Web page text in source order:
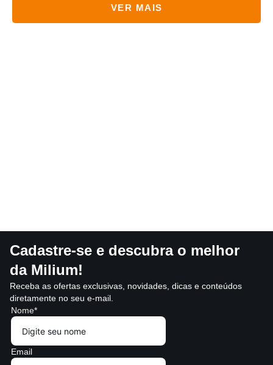
Cadastre-se e descubra o melhor
da Milium!
Receba as ofertas exclusivas, novidades, dicas e conteúdos
diretamente no seu e-mail.
Nome*
Email